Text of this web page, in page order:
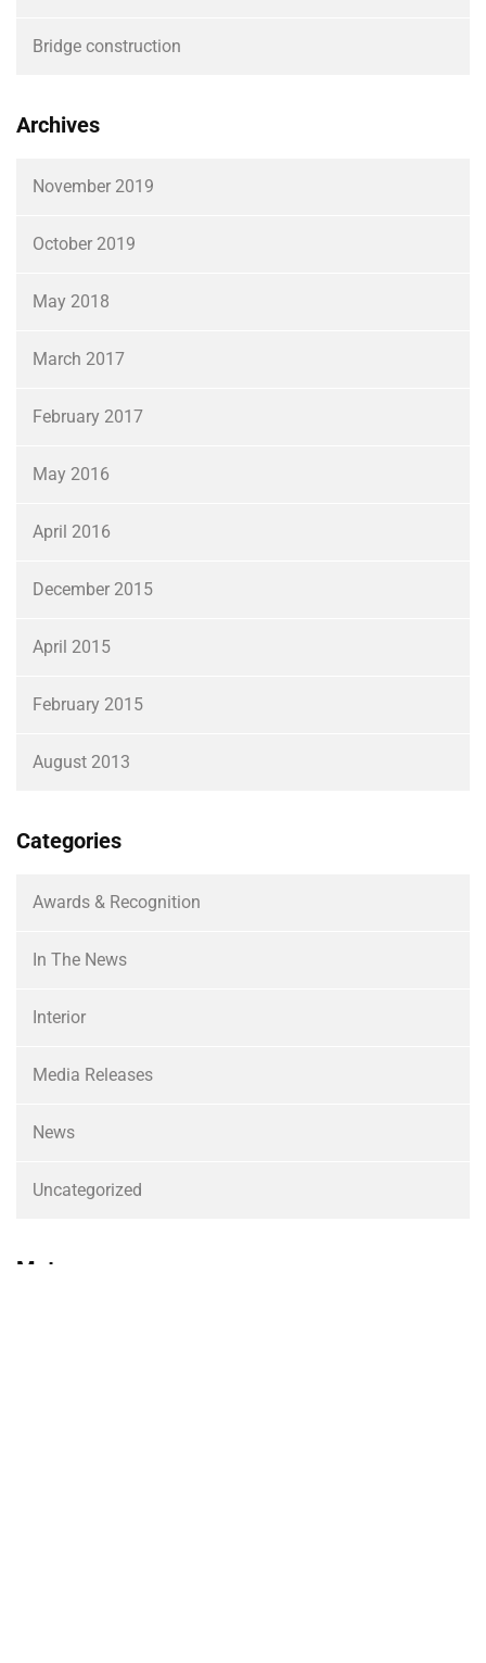
Bridge construction
Archives
November 2019
October 2019
May 2018
March 2017
February 2017
May 2016
April 2016
December 2015
April 2015
February 2015
August 2013
Categories
Awards & Recognition
In The News
Interior
Media Releases
News
Uncategorized
Meta